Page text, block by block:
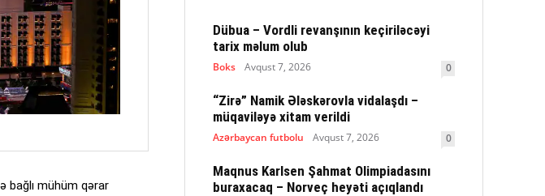
bağlı mühüm qərar
Dübua – Vordli revanşının keçiriləcəyi
tarix məlum olub
Boks Avqust 7, 2026 0
“Zirə” Namik Ələskərovla vidalaşdı –
müqaviləyə xitam verildi
Azərbaycan futbolu Avqust 7, 2026 0
Maqnus Karlsen Şahmat Olimpiadasını
buraxacaq – Norveç heyəti açıqlandı